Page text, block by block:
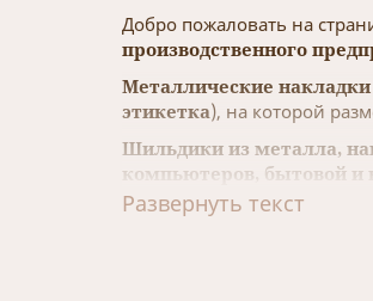
Добро пожаловать на
производственного
Металлические накладки
этикетка), на которой
Шильдики из металла,
компьютеров, бытовой и
бутылки, предметов
С помощью
Развернуть текст